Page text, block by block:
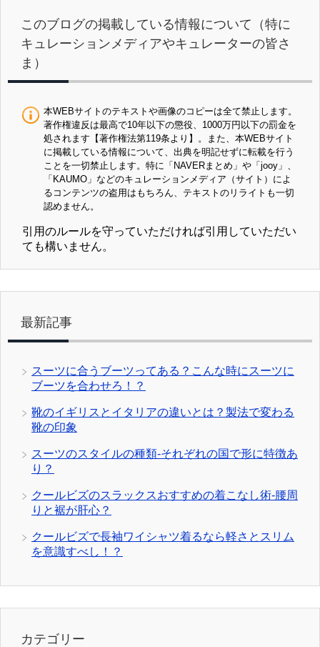
このブログの掲載している情報について（特に
キュレーションメディアやキュレーターの皆さ
ま）
本WEBサイトのテキストや画像のコピーは全て禁止します。
著作権違反は最高で10年以下の懲役、1000万円以下の罰金を
処されます【著作権法第119条より】。また、本WEBサイト
に掲載している情報について、出典を明記せずに転載を行う
ことを一切禁止します。特に「NAVERまとめ」や「jooy」、
「KAUMO」などのキュレーションメディア（サイト）によ
るコンテンツの盗用はもちろん、テキストのリライトも一切
認めません。
引用のルールを守っていただければ引用していただい
ても構いません。
最新記事
スーツに合うブーツってある？こんな時にスーツに
ブーツを合わせろ！？
靴のイギリスとイタリアの違いとは？製法で変わる
靴の印象
スーツのスタイルの種類-それぞれの国で形に特徴あ
り？
クールビズのスラックスおすすめの着こなし術-腰周
りと裾が肝心？
クールビズで長袖ワイシャツ着るなら軽さとスリム
を意識すべし！？
カテゴリー